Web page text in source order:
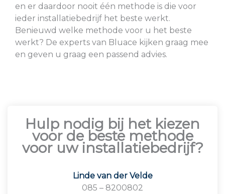
en er daardoor nooit één methode is die voor
ieder installatiebedrijf het beste werkt.
Benieuwd welke methode voor u het beste
werkt? De experts van Bluace kijken graag mee
en geven u graag een passend advies.
Hulp nodig bij het kiezen
voor de beste methode
voor uw installatiebedrijf?
Linde van der Velde
085 – 8200802